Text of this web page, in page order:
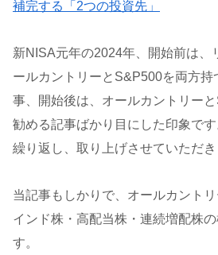
補完する「2つの投資先」
新NISA元年の2024年、開始前は、
ールカントリーとS&P500を両方
事、開始後は、オールカントリー
勧める記事ばかり目にした印象で
繰り返し、取り上げさせていただき
当記事もしかりで、オールカント
インド株・高配当株・連続増配株
す。